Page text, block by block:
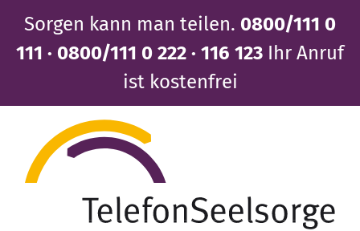
Inhalt
Sorgen kann man teilen. 0800/111 0
111 · 0800/111 0 222 · 116 123 Ihr Anruf
ist kostenfrei